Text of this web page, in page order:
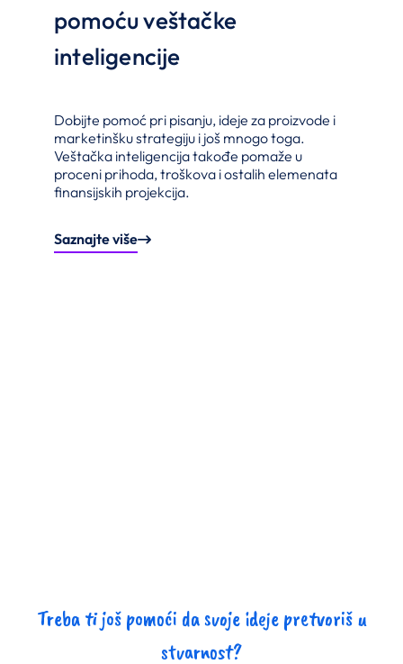
pomoću veštačke
inteligencije
Dobijte pomoć pri pisanju, ideje za proizvode i
marketinšku strategiju i još mnogo toga.
Veštačka inteligencija takođe pomaže u
proceni prihoda, troškova i ostalih elemenata
finansijskih projekcija.
Saznajte više
Treba ti još pomoći da svoje ideje pretvoriš u
stvarnost?